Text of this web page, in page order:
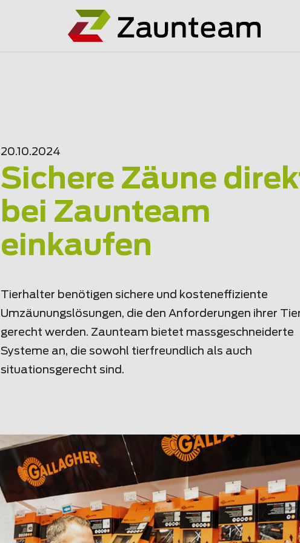
20.10.2024
Sichere Zäune
bei Zaunteam
einkaufen
Tierhalter benötigen sichere und kosteneffiziente
Umzäunungslösungen, die den Anforderungen ihrer
gerecht werden. Zaunteam bietet massgeschneiderte
Systeme an, die sowohl tierfreundlich als auch
situationsgerecht sind.